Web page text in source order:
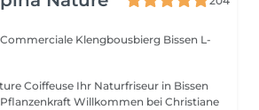
Commerciale Klengbousbierg Bissen L-
Naturfriseur in Bissen
bei Christiane